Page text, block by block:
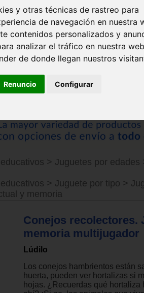
y otras técnicas de rastreo para
de navegación en nuestra
contenidos personalizados y
analizar el tráfico en nuestra
de donde llegan nuestros
Renuncio Configurar
> Juguetes por edades
> Juguete por tipo >
y memoria
Conejos recolectores.
memoria multijugador
Lúdilo
Los conejos hambrientos están
huerta, pueden ver hortalizas si
hojas. ¿Recuerdas qué hortaliza